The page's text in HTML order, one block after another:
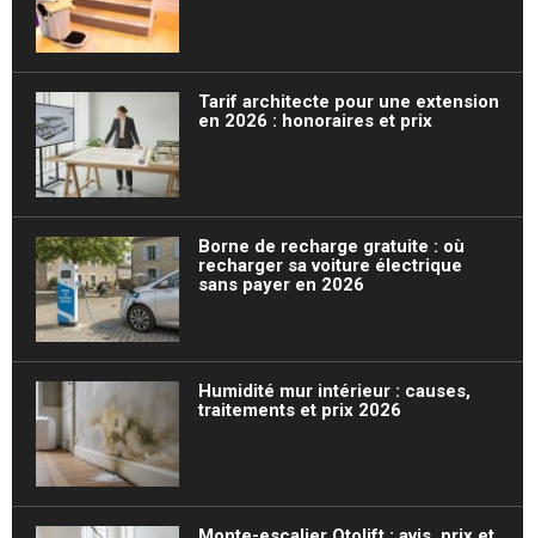
Tarif architecte pour une extension
en 2026 : honoraires et prix
Borne de recharge gratuite : où
recharger sa voiture électrique
sans payer en 2026
Humidité mur intérieur : causes,
traitements et prix 2026